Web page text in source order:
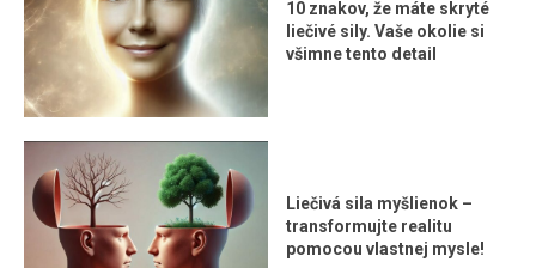
10 znakov, že máte skryté
liečivé sily. Vaše okolie si
všimne tento detail
Liečivá sila myšlienok –
transformujte realitu
pomocou vlastnej mysle!